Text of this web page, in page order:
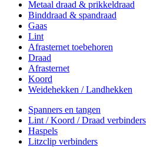
Metaal draad & prikkeldraad
Binddraad & spandraad
Gaas
Lint
Afrasternet toebehoren
Draad
Afrasternet
Koord
Weidehekken / Landhekken
Spanners en tangen
Lint / Koord / Draad verbinders
Haspels
Litzclip verbinders